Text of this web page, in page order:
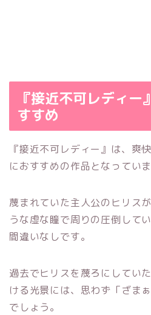
『接近不可レディ
すすめ
『接近不可レディー』は、爽
におすすめの作品となっていま
蔑まれていた主人公のヒリス
うな虚な瞳で周りの圧倒して
間違いなしです。
過去でヒリスを蔑ろにしてい
ける光景には、思わず「ざま
でしょう。